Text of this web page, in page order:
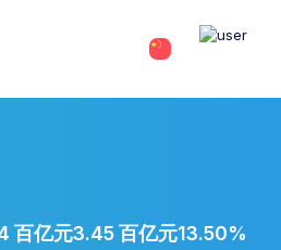
百亿元3.45 百亿元13.50%